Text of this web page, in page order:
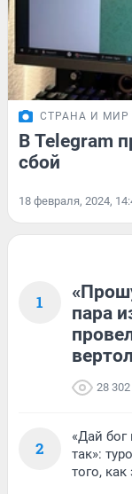
СТРАНА И МИР
В Telegram
сбой
18 февраля, 2024,
1
пара
28 302
2
«Дай
так»:
того,